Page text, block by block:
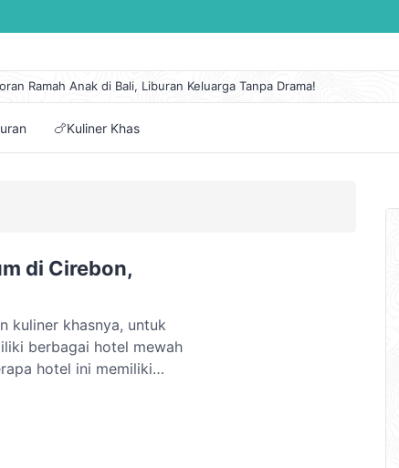
Ramah Anak di Bali, Liburan Keluarga Tanpa Drama!
Lengkap Kapal Pelni KM Sirimau Maret 2026
Eksotis di Pantai Cipanarikan, Permata Tersembunyi Ujung Genteng
🍗Kuliner Khas
di Cirebon,
kuliner khasnya, untuk
berbagai hotel mewah
hotel ini memiliki
mewah di hotel